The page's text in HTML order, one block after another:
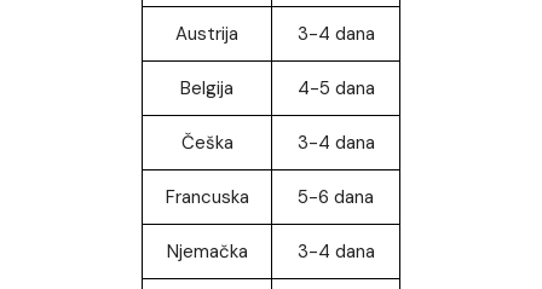
Austrija 3-4 dana
Belgija 4-5 dana
Češka 3-4 dana
Francuska 5-6 dana
Njemačka 3-4 dana